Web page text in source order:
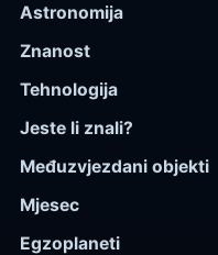
Astronomija
Znanost
Tehnologija
Jeste li znali?
Međuzvjezdani objekti
Mjesec
Egzoplaneti